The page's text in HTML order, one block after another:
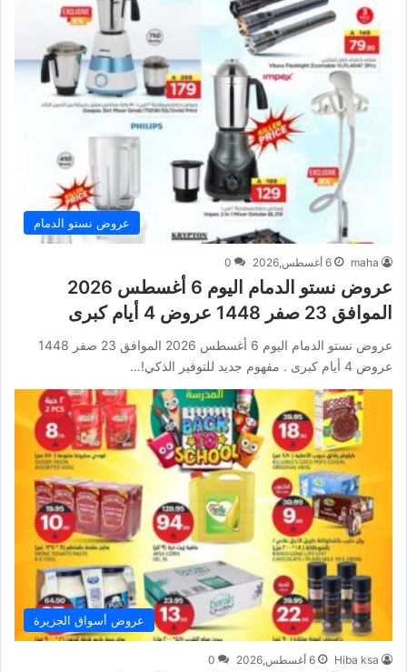
عروض نستو الدمام
maha 6 أغسطس,2026 0
عروض نستو الدمام اليوم 6 أغسطس 2026
الموافق 23 صفر 1448 عروض 4 أيام كبرى
عروض نستو الدمام اليوم 6 أغسطس 2026 الموافق 23 صفر 1448
عروض 4 أيام كبرى . مفهوم جديد للتوفير الذكي!…
عروض أسواق الجزيرة
Hiba ksa 6 أغسطس,2026 0